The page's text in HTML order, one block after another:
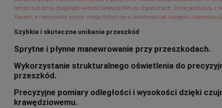
tempo suszenia osiągnęło wartość powyżej 99% po 3 godzinach. Dane pochodzą z
Xiaomi, a rzeczywiste wyniki mogą różnić się w zależności od napięcia i
Szybkie i skuteczne unikanie przeszkód
Sprytne i płynne manewrowanie przy przeszkodach.
Wykorzystanie strukturalnego oświetlenia do
przeszkód.
Precyzyjne pomiary odległości i wysokości dzięki
krawędziowemu.